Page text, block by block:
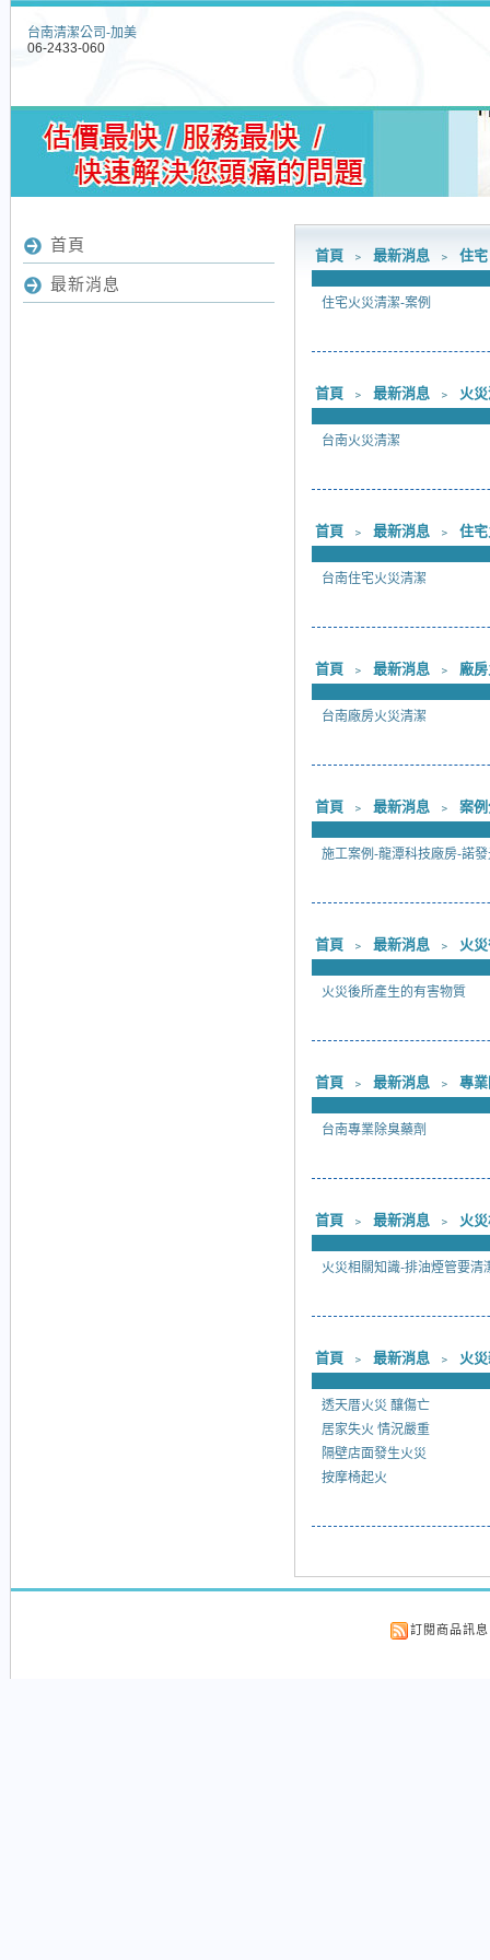
台南清潔公司-加美
06-2433-060
首頁 ﹥ 最新消息 ﹥ 住
住宅火災清潔-案例
首頁 ﹥ 最新消息 ﹥ 火
台南火災清潔
首頁 ﹥ 最新消息 ﹥ 住
台南住宅火災清潔
首頁 ﹥ 最新消息 ﹥ 廠
台南廠房火災清潔
首頁 ﹥ 最新消息 ﹥ 案
施工案例-龍潭科技廠房-諾
首頁 ﹥ 最新消息 ﹥ 火
火災後所產生的有害物質
首頁 ﹥ 最新消息 ﹥ 專
台南專業除臭藥劑
首頁 ﹥ 最新消息 ﹥ 火
火災相關知識-排油煙管要清
首頁 ﹥ 最新消息 ﹥ 火
透天厝火災 釀傷亡
居家失火 情況嚴重
隔壁店面發生火災
按摩椅起火
首頁
最新消息
訂閱商品訊息